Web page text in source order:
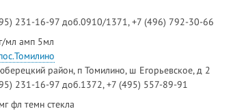
231-16-97 доб.0910/1371, +7 (496) 792-30-66
мл амп 5мл
район, п Томилино, ш Егорьевское, д 2
231-16-97 доб.1372, +7 (495) 557-89-91
фл темн стекла